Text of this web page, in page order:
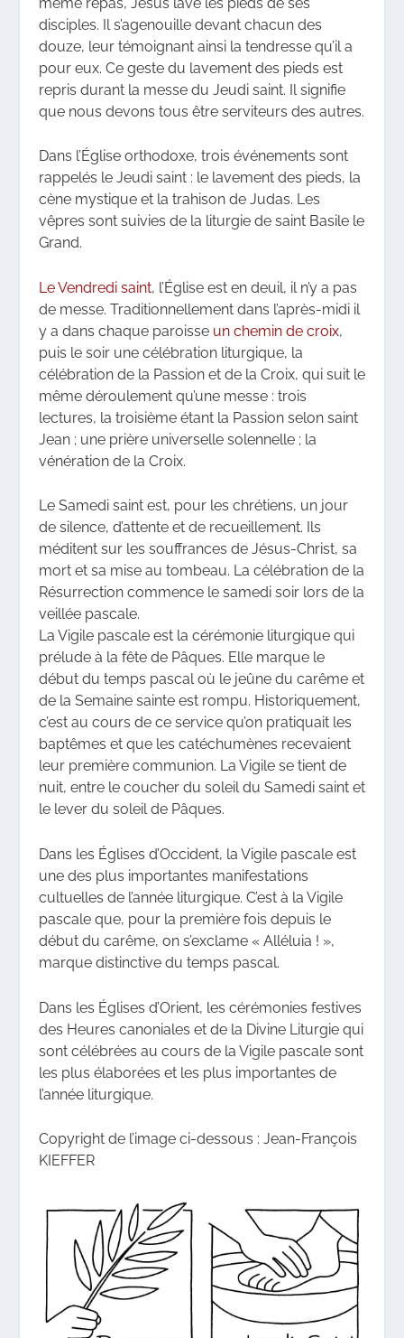
disciples. Il s’agenouille devant chacun des
douze, leur témoignant ainsi la tendresse qu’il a
pour eux. Ce geste du lavement des pieds est
repris durant la messe du Jeudi saint. Il signifie
que nous devons tous être serviteurs des autres.
Dans l’Église orthodoxe, trois événements sont
rappelés le Jeudi saint : le lavement des pieds, la
cène mystique et la trahison de Judas. Les
vêpres sont suivies de la liturgie de saint Basile le
Grand.
Le Vendredi saint, l’Église est en deuil, il n’y a pas
de messe. Traditionnellement dans l’après-midi il
y a dans chaque paroisse un chemin de croix,
puis le soir une célébration liturgique, la
célébration de la Passion et de la Croix, qui suit le
même déroulement qu’une messe : trois
lectures, la troisième étant la Passion selon saint
Jean ; une prière universelle solennelle ; la
vénération de la Croix.
Le Samedi saint est, pour les chrétiens, un jour
de silence, d’attente et de recueillement. Ils
méditent sur les souffrances de Jésus-Christ, sa
mort et sa mise au tombeau. La célébration de la
Résurrection commence le samedi soir lors de la
veillée pascale.
La Vigile pascale est la cérémonie liturgique qui
prélude à la fête de Pâques. Elle marque le
début du temps pascal où le jeûne du carême et
de la Semaine sainte est rompu. Historiquement,
c’est au cours de ce service qu’on pratiquait les
baptêmes et que les catéchumènes recevaient
leur première communion. La Vigile se tient de
nuit, entre le coucher du soleil du Samedi saint et
le lever du soleil de Pâques.
Dans les Églises d’Occident, la Vigile pascale est
une des plus importantes manifestations
cultuelles de l’année liturgique. C’est à la Vigile
pascale que, pour la première fois depuis le
début du carême, on s’exclame « Alléluia ! »,
marque distinctive du temps pascal.
Dans les Églises d’Orient, les cérémonies festives
des Heures canoniales et de la Divine Liturgie qui
sont célébrées au cours de la Vigile pascale sont
les plus élaborées et les plus importantes de
l’année liturgique.
Copyright de l’image ci-dessous : Jean-François
KIEFFER